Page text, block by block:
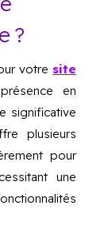
?
votre site
en
significative
plusieurs
pour
une